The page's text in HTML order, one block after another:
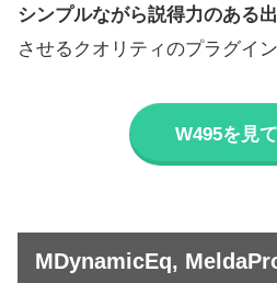
シンプルながら説得力のある
させるクオリティのプラグイン
W495を見
MDynamicEq,